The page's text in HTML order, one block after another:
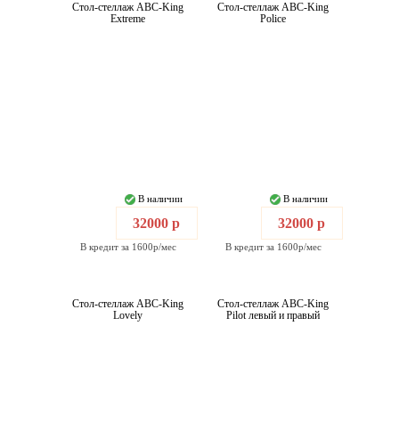
Стол-стеллаж ABC-King
Extreme
В наличии
32000 р
В кредит за 1600р/мес
Стол-стеллаж ABC-King
Police
В наличии
32000 р
В кредит за 1600р/мес
Стол-стеллаж ABC-King
Lovely
Стол-стеллаж ABC-King
Pilot левый и правый